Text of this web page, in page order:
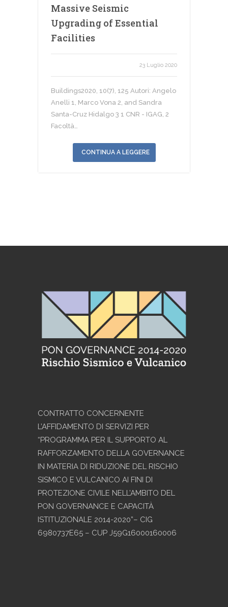
Massive Seismic
Upgrading of Essential
Facilities
23 Luglio 2020
Buildings2020, 10(7), 125 Autori: Angelo
Anelli 1, Marco Vona 2, and Sandra
Santa-Cruz Hidalgo 3 1 CNR - IGAG, 2
Facoltà…
CONTINUA A LEGGERE
CONTRATTO CONCERNENTE
L’AFFIDAMENTO DI SERVIZI PER
“PROGRAMMA PER IL SUPPORTO AL
RAFFORZAMENTO DELLA GOVERNANCE
IN MATERIA DI RIDUZIONE DEL RISCHIO
SISMICO E VULCANICO AI FINI DI
PROTEZIONE CIVILE NELL’AMBITO DEL
PON GOVERNANCE E CAPACITÀ
ISTITUZIONALE 2014-2020”– CIG
6980737E65 – CUP J59G16000160006